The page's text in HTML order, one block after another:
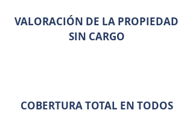
VALORACIÓN DE LA PROPIEDAD
SIN CARGO
COBERTURA TOTAL EN TODOS